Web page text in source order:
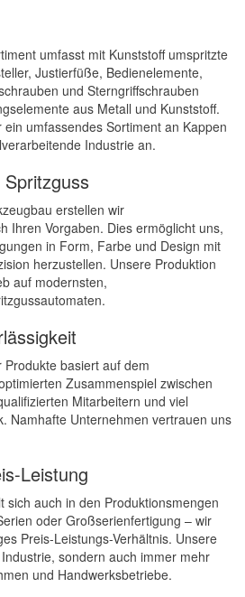
umfasst mit Kunststoff umspritzte
Justierfüße, Bedienelemente,
und Sterngriffschrauben
aus Metall und Kunststoff.
umfassendes Sortiment an Kappen
Industrie an.
erstellen wir
Ihren Vorgaben. Dies ermöglicht uns,
in Form, Farbe und Design mit
herzustellen. Unsere Produktion
auf modernsten,
basiert auf dem
Zusammenspiel zwischen
Mitarbeitern und viel
Namhafte Unternehmen vertrauen uns
Leistung
sich auch in den Produktionsmengen
oder Großserienfertigung – wir
Preis-Leistungs-Verhältnis. Unsere
sondern auch immer mehr
und Handwerksbetriebe.